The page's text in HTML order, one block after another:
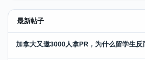
最新帖子
加拿大又邀3000人拿PR，为什么留学生反